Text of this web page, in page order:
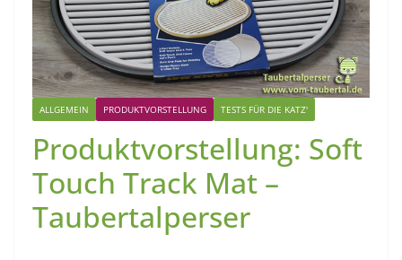
ALLGEMEIN PRODUKTVORSTELLUNG TESTS FÜR DIE KATZ'
Produktvorstellung: Soft
Touch Track Mat –
Taubertalperser